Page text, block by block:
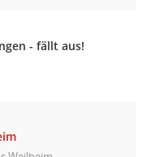
- fällt aus!